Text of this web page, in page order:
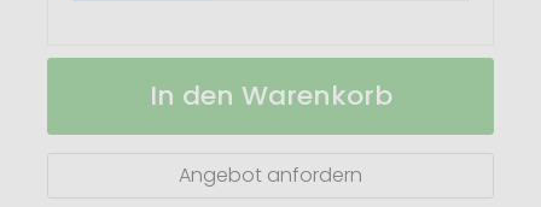
Caprol
Auf
In den Warenkorb
Angebot anfordern